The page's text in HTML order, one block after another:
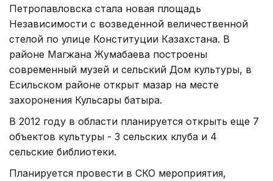
Петропавловска стала новая площадь
Независимости с возведенной величественной
стелой по улице Конституции Казахстана. В
районе Магжана Жумабаева построены
современный музей и сельский Дом культуры, в
Есильском районе открыт мазар на месте
захоронения Кульсары батыра.
В 2012 году в области планируется открыть еще 7
объектов культуры - 3 сельских клуба и 4
сельские библиотеки.
Планируется провести в СКО мероприятия,